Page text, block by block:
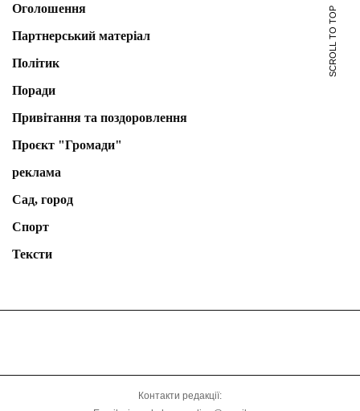
Оголошення
Партнерський матеріал
Політик
Поради
Привітання та поздоровлення
Проєкт "Громади"
реклама
Сад, город
Спорт
Тексти
SCROLL TO TOP
Контакти редакції: